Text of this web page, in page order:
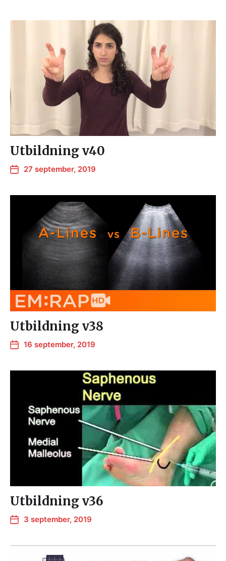
Utbildning v40
27 september, 2019
Utbildning v38
16 september, 2019
Utbildning v36
3 september, 2019